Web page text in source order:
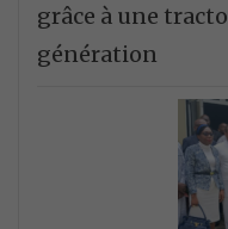
grâce à une
génération